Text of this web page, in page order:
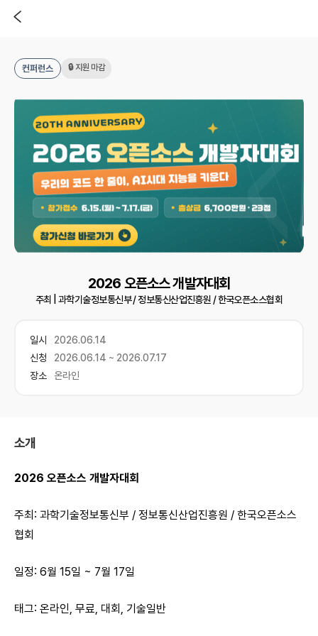
컨퍼런스 🔒 지원 마감
2026 오픈소스 개발자대회
주최 |과학기술정보통신부 / 정보통신산업진흥원 / 한국오픈소스협회
일시
2026.06.14
신청
2026.06.14 ~ 2026.07.17
장소
온라인
소개
2026 오픈소스 개발자대회
주최: 과학기술정보통신부 / 정보통신산업진흥원 / 한국오픈소스
협회
일정: 6월 15일 ~ 7월 17일
태그: 온라인, 무료, 대회, 기술일반